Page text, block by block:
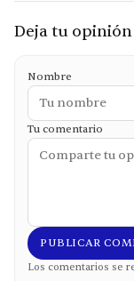
Deja tu opinión
Nombre
Tu comentario
PUBLICAR
Los comentarios se